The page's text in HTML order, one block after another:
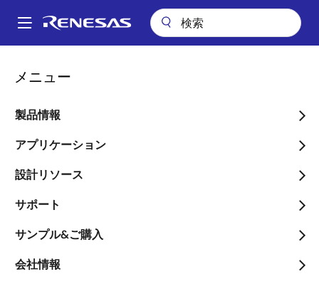
ン
Main
メニュー
製品情報
アプリケーション
設計リソース
サポート
サンプル&ご購入
会社情報
パ
ン
く
ず